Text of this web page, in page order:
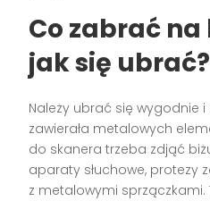
Co zabrać
jak się ubrać?
Należy ubrać się wygodnie
zawierała metalowych
do skanera trzeba zdjąć
aparaty słuchowe, protezy
z metalowymi sprzączkami.